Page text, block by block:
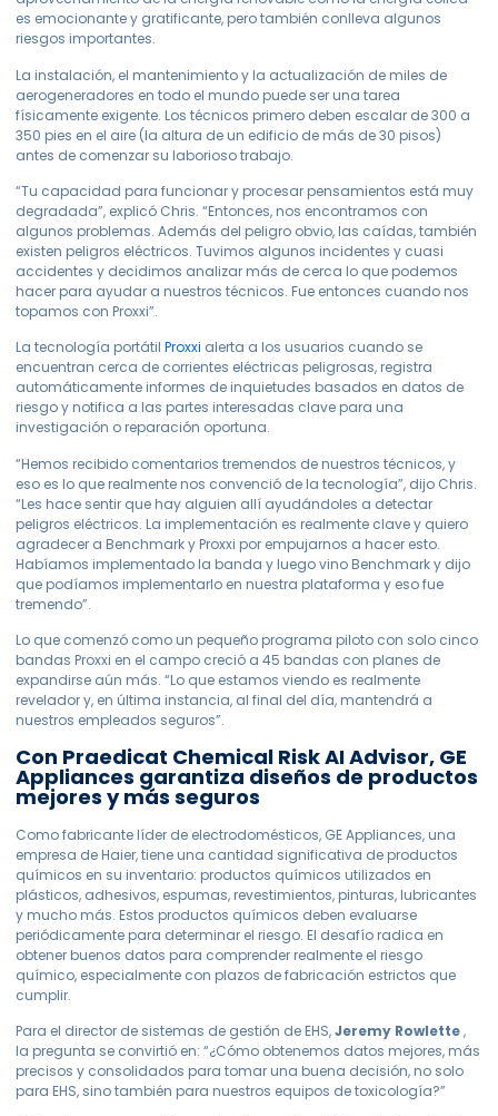
es emocionante y gratificante, pero también conlleva algunos
riesgos importantes.
La instalación, el mantenimiento y la actualización de miles de
aerogeneradores en todo el mundo puede ser una tarea
físicamente exigente. Los técnicos primero deben escalar de 300 a
350 pies en el aire (la altura de un edificio de más de 30 pisos)
antes de comenzar su laborioso trabajo.
“Tu capacidad para funcionar y procesar pensamientos está muy
degradada”, explicó Chris. “Entonces, nos encontramos con
algunos problemas. Además del peligro obvio, las caídas, también
existen peligros eléctricos. Tuvimos algunos incidentes y cuasi
accidentes y decidimos analizar más de cerca lo que podemos
hacer para ayudar a nuestros técnicos. Fue entonces cuando nos
topamos con Proxxi”.
La tecnologíaportátil Proxxi alerta a los usuarios cuando se
encuentran cerca de corrientes eléctricas peligrosas, registra
automáticamente informes de inquietudes basados en datos de
riesgo y notifica a las partes interesadas clave para una
investigación o reparación oportuna.
“Hemos recibido comentarios tremendos de nuestros técnicos, y
eso es lo que realmente nos convenció de la tecnología”, dijo Chris.
“Les hace sentir que hay alguien allí ayudándoles a detectar
peligros eléctricos. La implementación es realmente clave y quiero
agradecer a Benchmark y Proxxi por empujarnos a hacer esto.
Habíamos implementado la banda y luego vino Benchmark y dijo
que podíamos implementarlo en nuestra plataforma y eso fue
tremendo”.
Lo que comenzó como un pequeño programa piloto con solo cinco
bandas Proxxi en el campo creció a 45 bandas con planes de
expandirse aún más. “Lo que estamos viendo es realmente
revelador y, en última instancia, al final del día, mantendrá a
nuestros empleados seguros”.
Con Praedicat Chemical Risk AI Advisor, GE
Appliances garantiza diseños de productos
mejores y más seguros
Como fabricante líder de electrodomésticos, GE Appliances, una
empresa de Haier, tiene una cantidad significativa de productos
químicos en su inventario: productos químicos utilizados en
plásticos, adhesivos, espumas, revestimientos, pinturas, lubricantes
y mucho más. Estos productos químicos deben evaluarse
periódicamente para determinar el riesgo. El desafío radica en
obtener buenos datos para comprender realmente el riesgo
químico, especialmente con plazos de fabricación estrictos que
cumplir.
Para el director de sistemas de gestión de EHS, Jeremy Rowlette ,
la pregunta se convirtió en: “¿Cómo obtenemos datos mejores, más
precisos y consolidados para tomar una buena decisión, no solo
para EHS, sino también para nuestros equipos de toxicología?”